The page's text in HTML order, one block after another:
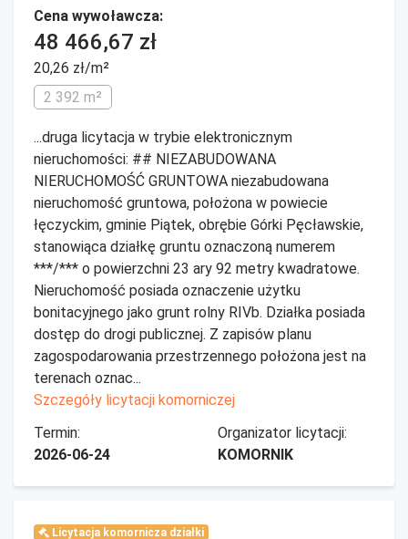
Cena wywoławcza:
48 466,67 zł
20,26 zł/m²
2 392 m²
...druga licytacja w trybie elektronicznym
nieruchomości: ## NIEZABUDOWANA
NIERUCHOMOŚĆ GRUNTOWA niezabudowana
nieruchomość gruntowa, położona w powiecie
łęczyckim, gminie Piątek, obrębie Górki Pęcławskie,
stanowiąca działkę gruntu oznaczoną numerem
***/*** o powierzchni 23 ary 92 metry kwadratowe.
Nieruchomość posiada oznaczenie użytku
bonitacyjnego jako grunt rolny RIVb. Działka posiada
dostęp do drogi publicznej. Z zapisów planu
zagospodarowania przestrzennego położona jest na
terenach oznac...
Szczegóły licytacji komorniczej
Termin:
2026-06-24
Organizator licytacji:
KOMORNIK
Licytacja komornicza działki